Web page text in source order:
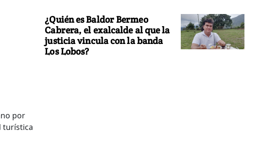
por
turística
¿Quién es Baldor Bermeo
Cabrera, el exalcalde al que la
justicia vincula con la banda
Los Lobos?